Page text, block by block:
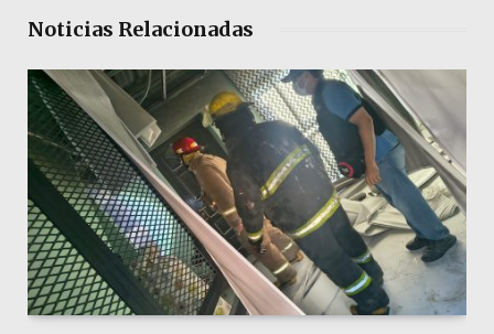
Noticias Relacionadas